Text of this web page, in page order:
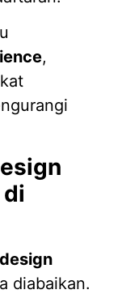
,
diabaikan.